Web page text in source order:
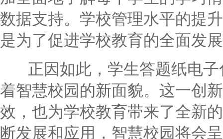
数据支持。学校管理水平的提
是为了促进学校教育的全面发
正因如此，学生答题纸电子
着智慧校园的新面貌。这一创
效，也为学校教育带来了全新
断发展和应用，智慧校园将会